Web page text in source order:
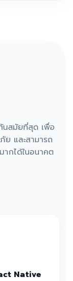
ทันสมัยที่สุด เพื่อ
ย และสามารถ
ากได้ในอนาคต
Native